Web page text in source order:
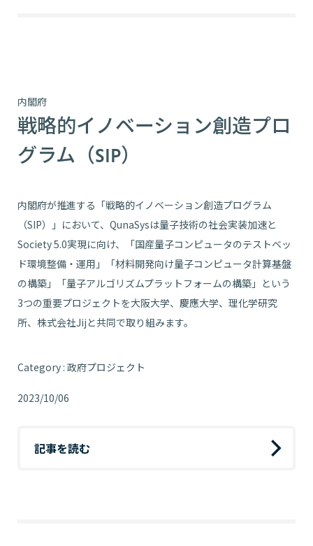
内閣府
戦略的イノベーション創造プロ
グラム（SIP）
内閣府が推進する「戦略的イノベーション創造プログラム
（SIP）」において、QunaSysは量子技術の社会実装加速と
Society 5.0実現に向け、「国産量子コンピュータのテストベッ
ド環境整備・運用」「材料開発向け量子コンピュータ計算基盤
の構築」「量子アルゴリズムプラットフォームの構築」という
3つの重要プロジェクトを大阪大学、慶應大学、理化学研究
所、株式会社Jijと共同で取り組みます。
Category : 政府プロジェクト
2023/10/06
記事を読む